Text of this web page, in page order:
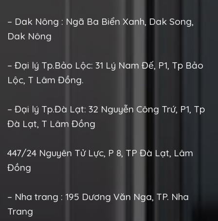
– Dak Nông : Ngã Ba Biển Xanh, Dak Song,
Dak Nông
– Đại lý Tp.Bảo Lộc: 31 Lý Nam Đế, P1, Tp Bảo
Lộc, T Lâm Đồng.
– Đại lý Tp.Đà Lạt: 32 Nguyễn Công Trứ, P1, Tp
Đà Lạt, T Lâm Đồng
447/24 Nguyên Tử Lực, P 8, TP Đà Lạt, Lâm
Đồng
– Nha trang : 195 Dương Văn Nga, TP. Nha
Trang